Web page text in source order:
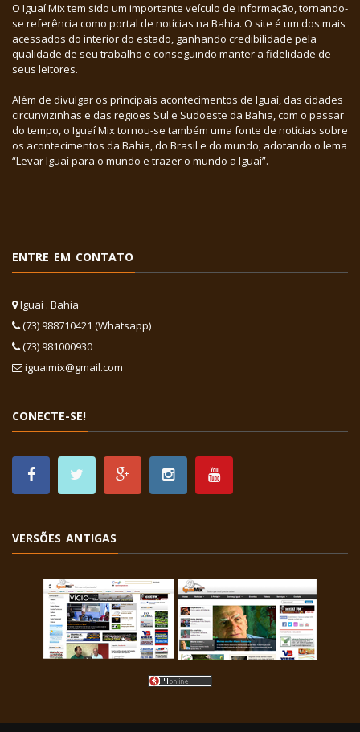
O Iguaí Mix tem sido um importante veículo de informação, tornando-
se referência como portal de notícias na Bahia. O site é um dos mais
acessados do interior do estado, ganhando credibilidade pela
qualidade de seu trabalho e conseguindo manter a fidelidade de
seus leitores.
Além de divulgar os principais acontecimentos de Iguaí, das cidades
circunvizinhas e das regiões Sul e Sudoeste da Bahia, com o passar
do tempo, o Iguaí Mix tornou-se também uma fonte de notícias sobre
os acontecimentos da Bahia, do Brasil e do mundo, adotando o lema
“Levar Iguaí para o mundo e trazer o mundo a Iguaí”.
ENTRE EM CONTATO
Iguaí . Bahia
(73) 988710421 (Whatsapp)
(73) 981000930
iguaimix@gmail.com
CONECTE-SE!
VERSÕES ANTIGAS